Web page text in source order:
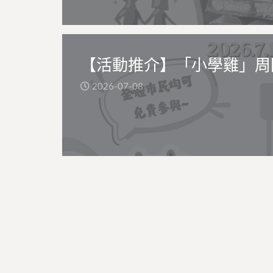
【活動推介】「小學雞」
2026-07-08